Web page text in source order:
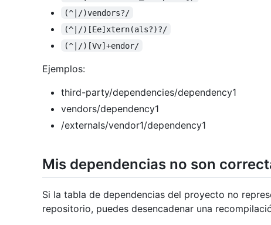
(^|/)vendors?/
(^|/)[Ee]xtern(als?)?/
(^|/)[Vv]+endor/
Ejemplos:
third-party/dependencies/dependency1
vendors/dependency1
/externals/vendor1/dependency1
Mis dependencias no son
Si la tabla de dependencias del proyecto no
repositorio, puedes desencadenar una